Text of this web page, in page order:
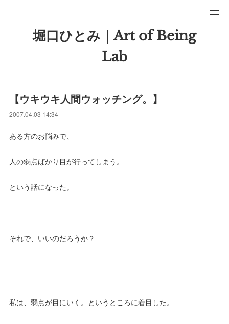
堀口ひとみ｜Art of Being
Lab
【ウキウキ人間ウォッチング。】
2007.04.03 14:34
ある方のお悩みで、
人の弱点ばかり目が行ってしまう。
という話になった。
それで、いいのだろうか？
私は、弱点が目にいく。というところに着目した。